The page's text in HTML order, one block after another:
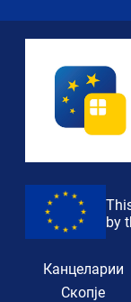
by
Канцеларии
Скопје